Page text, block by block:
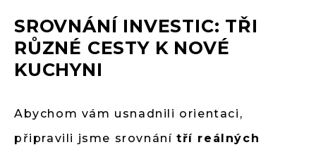
SROVNÁNÍ INVESTIC: TŘI
RŮZNÉ CESTY K NOVÉ
KUCHYNI
Abychom vám usnadnili orientaci,
připravili jsme srovnání tří reálných